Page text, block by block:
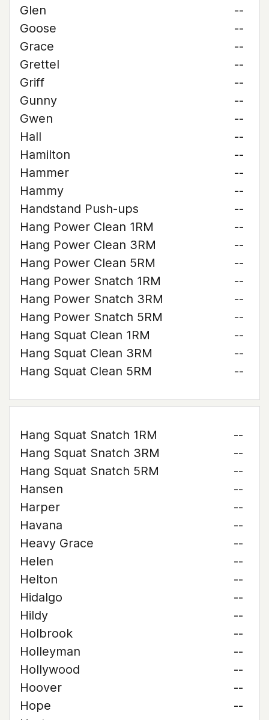
Glen
--
Goose
--
Grace
--
Grettel
--
Griff
--
Gunny
--
Gwen
--
Hall
--
Hamilton
--
Hammer
--
Hammy
--
Handstand Push-ups
--
Hang Power Clean 1RM
--
Hang Power Clean 3RM
--
Hang Power Clean 5RM
--
Hang Power Snatch 1RM
--
Hang Power Snatch 3RM
--
Hang Power Snatch 5RM
--
Hang Squat Clean 1RM
--
Hang Squat Clean 3RM
--
Hang Squat Clean 5RM
--
Hang Squat Snatch 1RM
--
Hang Squat Snatch 3RM
--
Hang Squat Snatch 5RM
--
Hansen
--
Harper
--
Havana
--
Heavy Grace
--
Helen
--
Helton
--
Hidalgo
--
Hildy
--
Holbrook
--
Holleyman
--
Hollywood
--
Hoover
--
Hope
--